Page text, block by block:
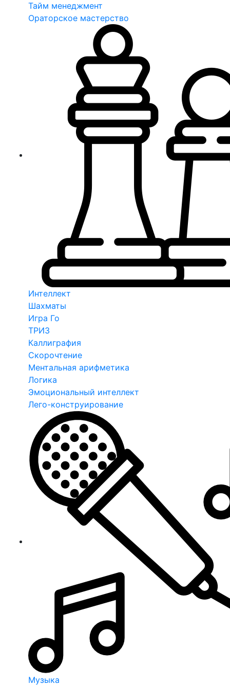
Тайм менеджмент
Ораторское мастерство
Интеллект
Шахматы
Игра Го
ТРИЗ
Каллиграфия
Скорочтение
Ментальная арифметика
Логика
Эмоциональный интеллект
Лего-конструирование
Музыка